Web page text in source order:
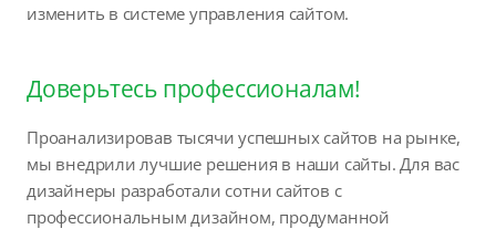
изменить в системе управления сайтом.
Доверьтесь профессионалам!
Проанализировав тысячи успешных сайтов на рынке,
мы внедрили лучшие решения в наши сайты. Для вас
дизайнеры разработали сотни сайтов с
профессиональным дизайном, продуманной